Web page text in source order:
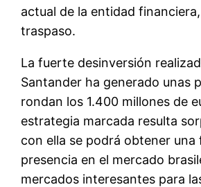
actual de la entidad
traspaso.
La fuerte desinversión
Santander ha generado unas
rondan los 1.400 millones de
estrategia marcada resulta
con ella se podrá obtener una
presencia en el mercado
mercados interesantes para